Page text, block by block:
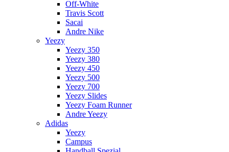
Off-White
Travis Scott
Sacai
Andre Nike
Yeezy
Yeezy 350
Yeezy 380
Yeezy 450
Yeezy 500
Yeezy 700
Yeezy Slides
Yeezy Foam Runner
Andre Yeezy
Adidas
Yeezy
Campus